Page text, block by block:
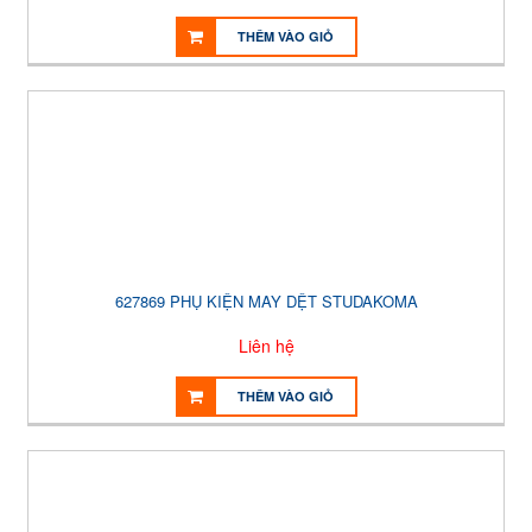
THÊM VÀO GIỎ
627869 PHỤ KIỆN MAY DỆT STUDAKOMA
Liên hệ
THÊM VÀO GIỎ